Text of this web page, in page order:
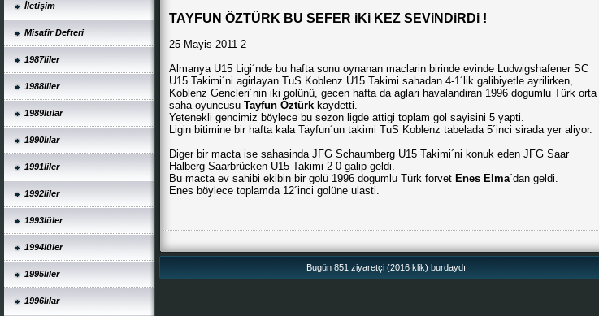
İletişim
Misafir Defteri
1987liler
1988liler
1989lular
1990lılar
1991liler
1992liler
1993lüler
1994lüler
1995liler
1996lılar
TAYFUN ÖZTÜRK BU SEFER iKi KEZ SEViNDiRDi !
25 Mayis 2011-2
Almanya U15 Ligi´nde bu hafta sonu oynanan maclarin birinde evinde Ludwigshafener SC
U15 Takimi´ni agirlayan TuS Koblenz U15 Takimi sahadan 4-1´lik galibiyetle ayrilirken,
Koblenz Gencleri´nin iki golünü, gecen hafta da aglari havalandiran 1996 dogumlu Türk orta
saha oyuncusu Tayfun Öztürk kaydetti.
Yetenekli gencimiz böylece bu sezon ligde attigi toplam gol sayisini 5 yapti.
Ligin bitimine bir hafta kala Tayfun´un takimi TuS Koblenz tabelada 5´inci sirada yer aliyor.
Diger bir macta ise sahasinda JFG Schaumberg U15 Takimi´ni konuk eden JFG Saar
Halberg Saarbrücken U15 Takimi 2-0 galip geldi.
Bu macta ev sahibi ekibin bir golü 1996 dogumlu Türk forvet Enes Elma´dan geldi.
Enes böylece toplamda 12´inci golüne ulasti.
Bugün 851 ziyaretçi (2016 klik) burdaydı